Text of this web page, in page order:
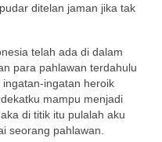
ditelan jaman jika tak
telah ada di dalam
para pahlawan terdahulu
ingatan heroik
mampu menjadi
di titik itu pulalah aku
seorang pahlawan.